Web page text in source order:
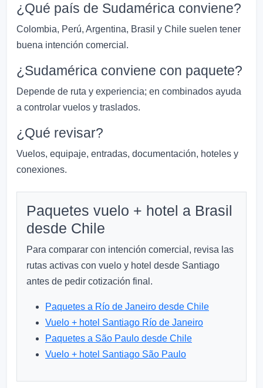
¿Qué país de Sudamérica conviene?
Colombia, Perú, Argentina, Brasil y Chile suelen tener
buena intención comercial.
¿Sudamérica conviene con paquete?
Depende de ruta y experiencia; en combinados ayuda
a controlar vuelos y traslados.
¿Qué revisar?
Vuelos, equipaje, entradas, documentación, hoteles y
conexiones.
Paquetes vuelo + hotel a Brasil
desde Chile
Para comparar con intención comercial, revisa las
rutas activas con vuelo y hotel desde Santiago
antes de pedir cotización final.
Paquetes a Río de Janeiro desde Chile
Vuelo + hotel Santiago Río de Janeiro
Paquetes a São Paulo desde Chile
Vuelo + hotel Santiago São Paulo